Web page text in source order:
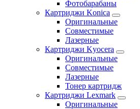
Фотобарабаны
Картриджи Konica
Оригинальные
Совместимые
Лазерные
Картриджи Kyocera
Оригинальные
Совместимые
Лазерные
Тонер картридж
Картриджи Lexmark
Оригинальные